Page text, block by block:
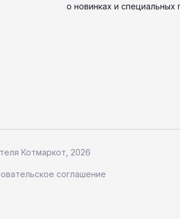
о новинках и специальных
Котмаркот, 2026
соглашение